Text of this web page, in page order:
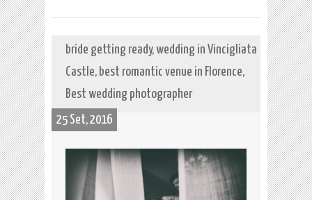
bride getting ready, wedding in Vincigliata
Castle, best romantic venue in Florence,
Best wedding photographer
25 Set, 2016